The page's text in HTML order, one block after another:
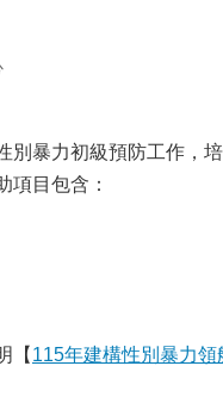
別暴力初級預防工作，
項目包含：
【 115年建構性別暴力